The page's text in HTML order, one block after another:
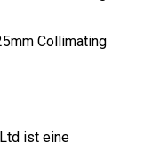
ist eine